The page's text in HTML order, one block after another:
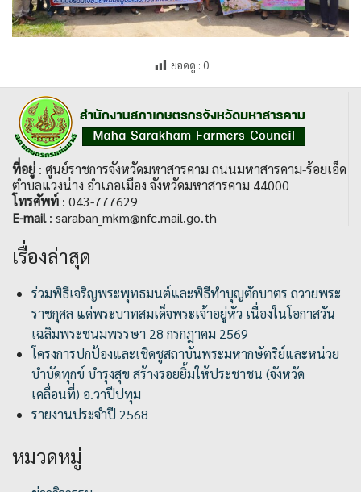
ยอดดู : 0
ที่อยู่ : ศูนย์ราชการจังหวัดมหาสารคาม ถนนมหาสารคาม-ร้อยเอ็ด
ตำบลแวงน่าง อำเภอเมือง จังหวัดมหาสารคาม 44000
โทรศัพท์ : 043-777629
E-mail: saraban_mkm@nfc.mail.go.th
เรื่องล่าสุด
ร่วมพิธีเจริญพระพุทธมนต์และพิธีทำบุญตักบาตร ถวายพระ
ราชกุศล แด่พระบาทสมเด็จพระเจ้าอยู่หัว เนื่องในโอกาสวัน
เฉลิมพระชนมพรรษา 28 กรกฎาคม 2569
โครงการปกป้องและเชิดชูสถาบันพระมหากษัตริย์และหน่วย
บำบัดทุกข์ บำรุงสุข สร้างรอยยิ้มให้ประชาชน (จังหวัด
เคลื่อนที่) อ.วาปีปทุม
รายงานประจำปี 2568
หมวดหมู่